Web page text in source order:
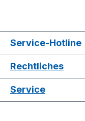
Service-Hotline
Rechtliches
Service